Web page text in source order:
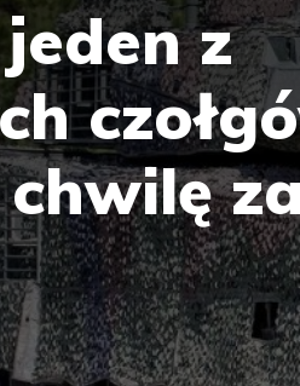
z